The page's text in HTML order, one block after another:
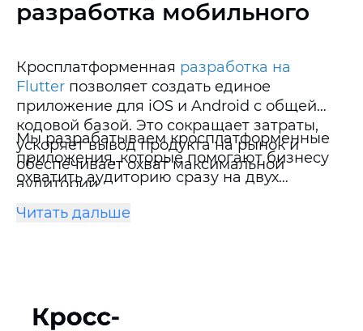
разработка мобильного
Кросплатформенная разработка на
Flutter позволяет создать единое
приложение для iOS и Android с общей
кодовой базой. Это сокращает затраты,
ускоряет вывод продукта на рынок и
обеспечивает охват максимальной
аудитории.
Мы разрабатываем кросплатформенные
приложения, которые помогают бизнесу
охватить аудиторию сразу на двух
разработку и быстро выйти на рынок.
Читать дальше